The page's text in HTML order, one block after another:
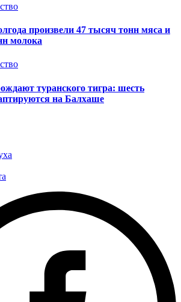
произвели 47 тысяч тонн мяса и
молока
туранского тигра: шесть
на Балхаше